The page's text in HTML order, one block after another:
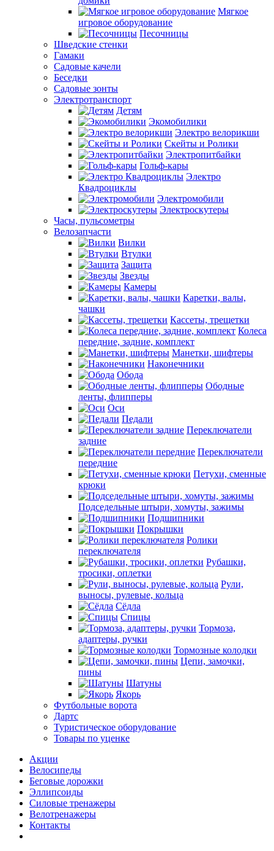
Мягкое
игровое оборудование
Песочницы
Шведские стенки
Гамаки
Садовые качели
Беседки
Садовые зонты
Электротранспорт
Детям
Экомобилики
Электро велорикши
Скейты и Ролики
Электропитбайки
Гольф-кары
Электро
Квадроциклы
Электромобили
Электроскутеры
Часы, пульсометры
Велозапчасти
Вилки
Втулки
Защита
Звезды
Камеры
Каретки, валы,
чашки
Кассеты, трещетки
Колеса
передние, задние, комплект
Манетки, шифтеры
Наконечники
Обода
Ободные
ленты, флипперы
Оси
Педали
Переключатели
задние
Переключатели
передние
Петухи, сменные
крюки
Подседельные штыри, хомуты, зажимы
Подшипники
Покрышки
Ролики
переключателя
Рубашки,
тросики, оплетки
Рули,
выносы, рулевые, кольца
Сёдла
Спицы
Тормоза,
адаптеры, ручки
Тормозные колодки
Цепи, замочки,
пины
Шатуны
Якорь
Футбольные ворота
Дартс
Туристическое оборудование
Товары по уценке
Акции
Велосипеды
Беговые дорожки
Эллипсоиды
Силовые тренажеры
Велотренажеры
Контакты